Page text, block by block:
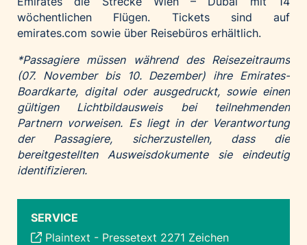
wöchentlichen Flügen. Tickets sind auf
emirates.com sowie über Reisebüros erhältlich.
*Passagiere müssen während des Reisezeitraums
(07. November bis 10. Dezember) ihre Emirates-
Boardkarte, digital oder ausgedruckt, sowie einen
gültigen Lichtbildausweis bei teilnehmenden
Partnern vorweisen. Es liegt in der Verantwortung
der Passagiere, sicherzustellen, dass die
bereitgestellten Ausweisdokumente sie eindeutig
identifizieren.
SERVICE
Plaintext - Pressetext 2271 Zeichen